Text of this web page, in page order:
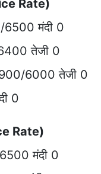
Rate)
6500 मंदी 0
तेजी 0
6000 तेजी 0
0
Rate)
मंदी 0